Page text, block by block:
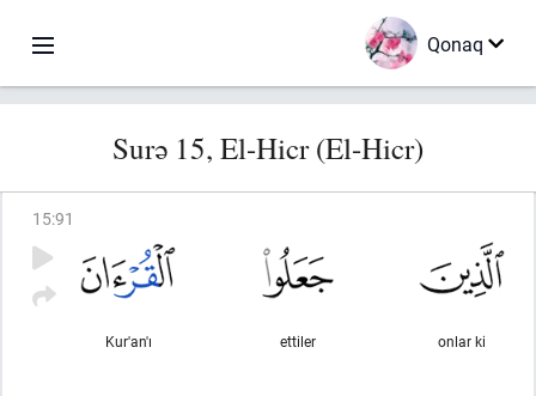
Qonaq
Surə 15, El-Hicr (El-Hicr)
15:91
onlar ki
ettiler
Kur'an'ı